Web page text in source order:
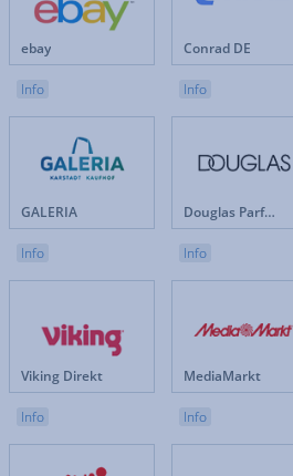
Blumen
Brillen & Kontaktlinsen
Bücher & Zeitschriften
Büro & Betrieb
Elektronik & Haushaltgeräte
Energieversorger
Versicherungen & Finanzen
Weihnachten
ebay
Info
Conrad DE
Info
GALERIA
Info
Douglas Parfümerie DE
Info
Viking Direkt
Info
MediaMarkt
Info